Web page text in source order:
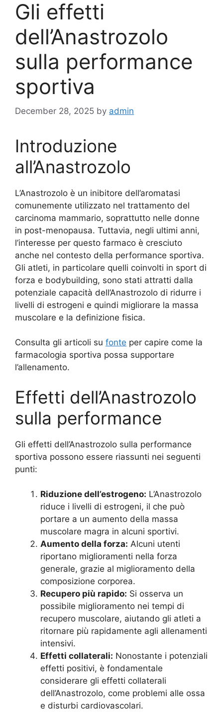
Gli effetti
dell’Anastrozolo
sulla performance
sportiva
December 28, 2025 by admin
Introduzione
all’Anastrozolo
L’Anastrozolo è un inibitore dell’aromatasi
comunemente utilizzato nel trattamento del
carcinoma mammario, soprattutto nelle donne
in post-menopausa. Tuttavia, negli ultimi anni,
l’interesse per questo farmaco è cresciuto
anche nel contesto della performance sportiva.
Gli atleti, in particolare quelli coinvolti in sport di
forza e bodybuilding, sono stati attratti dalla
potenziale capacità dell’Anastrozolo di ridurre i
livelli di estrogeni e quindi migliorare la massa
muscolare e la definizione fisica.
Consulta gli articoli su fonte per capire come la
farmacologia sportiva possa supportare
l’allenamento.
Effetti dell’Anastrozolo
sulla performance
Gli effetti dell’Anastrozolo sulla performance
sportiva possono essere riassunti nei seguenti
punti:
Riduzione dell’estrogeno: L’Anastrozolo
riduce i livelli di estrogeni, il che può
portare a un aumento della massa
muscolare magra in alcuni sportivi.
Aumento della forza: Alcuni utenti
riportano miglioramenti nella forza
generale, grazie al miglioramento della
composizione corporea.
Recupero più rapido: Si osserva un
possibile miglioramento nei tempi di
recupero muscolare, aiutando gli atleti a
ritornare più rapidamente agli allenamenti
intensivi.
Effetti collaterali: Nonostante i potenziali
effetti positivi, è fondamentale
considerare gli effetti collaterali
dell’Anastrozolo, come problemi alle ossa
e disturbi cardiovascolari.